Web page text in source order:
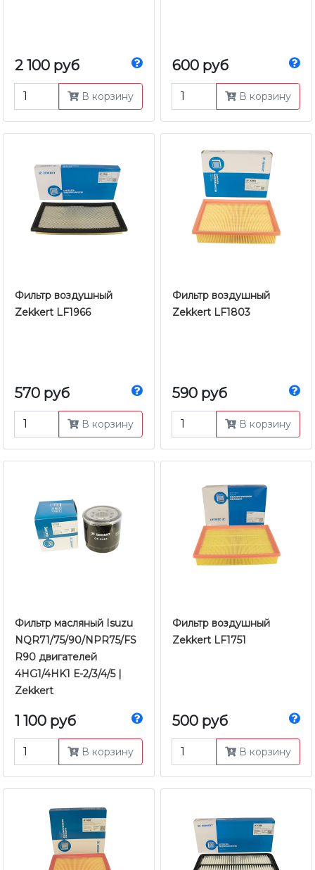
2 100 руб
В корзину
600 руб
В корзину
Фильтр воздушный
Zekkert LF1966
570 руб
В корзину
Фильтр воздушный
Zekkert LF1803
590 руб
В корзину
Фильтр масляный Isuzu
NQR71/75/90/NPR75/FS
R90 двигателей
4HG1/4HK1 Е-2/3/4/5 |
Zekkert
1 100 руб
В корзину
Фильтр воздушный
Zekkert LF1751
500 руб
В корзину